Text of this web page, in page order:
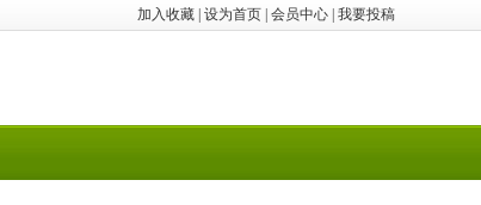
加入收藏 设为首页 会员中心 我要投稿